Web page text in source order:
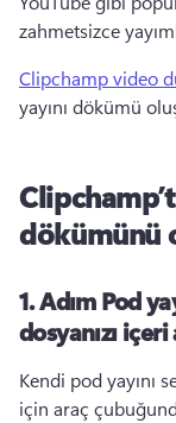
zahmetsizce
Clipchamp video
yayını dökümü
dökümünü
1. AdımPod
dosyanızı
Kendi pod yayını
için araç